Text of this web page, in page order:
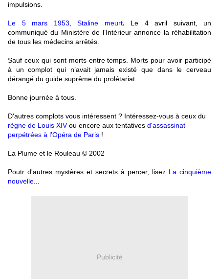
impulsions.
Le 5 mars 1953, Staline meurt. Le 4 avril suivant, un
communiqué du Ministère de l’Intérieur annonce la réhabilitation
de tous les médecins arrêtés.
Sauf ceux qui sont morts entre temps. Morts pour avoir participé
à un complot qui n’avait jamais existé que dans le cerveau
dérangé du guide suprême du prolétariat.
Bonne journée à tous.
D'autres complots vous intéressent ? Intéressez-vous à ceux du
règne de Louis XIVou encore aux tentatives d'assassinat
perpétrées à l'Opéra de Paris !
La Plume et le Rouleau © 2002
Poutr d'autres mystères et secrets à percer, lisez La cinquième
nouvelle
Publicité